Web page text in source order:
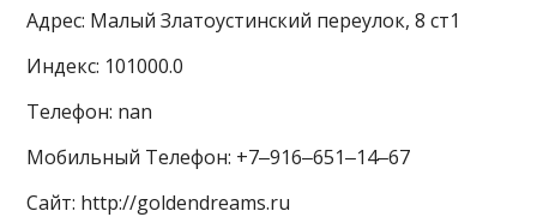
Адрес: Малый Златоустинский переулок, 8 ст1
Индекс: 101000.0
Телефон: nan
Мобильный Телефон: +7‒916‒651‒14‒67
Сайт: http://goldendreams.ru